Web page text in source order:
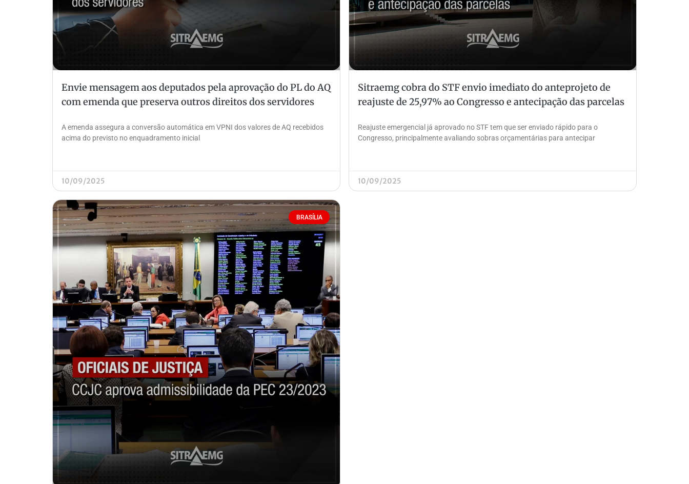
Envie mensagem aos deputados pela aprovação do PL do AQ
com emenda que preserva outros direitos dos servidores
A emenda assegura a conversão automática em VPNI dos valores de AQ recebidos
acima do previsto no enquadramento inicial
10/09/2025
Sitraemg cobra do STF envio imediato do anteprojeto de
reajuste de 25,97% ao Congresso e antecipação das parcelas
Reajuste emergencial já aprovado no STF tem que ser enviado rápido para o
Congresso, principalmente avaliando sobras orçamentárias para antecipar
10/09/2025
BRASÍLIA